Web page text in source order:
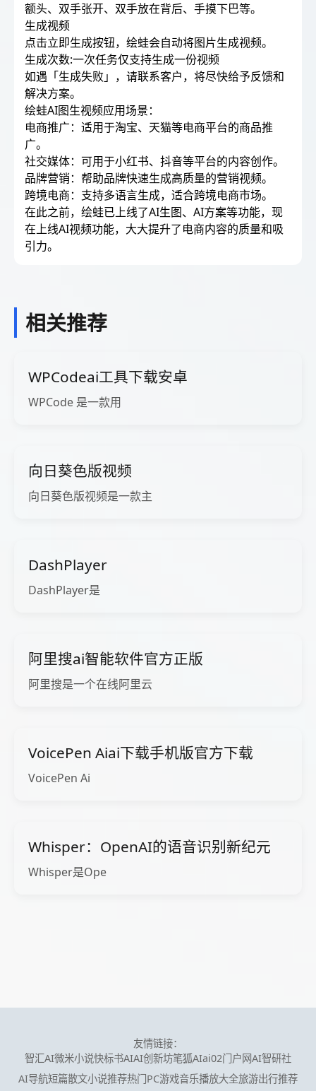
额头、双手张开、双手放在背后、手摸下巴等。
生成视频
点击立即生成按钮，绘蛙会自动将图片生成视频。
生成次数:一次任务仅支持生成一份视频
如遇「生成失败」，请联系客户，将尽快给予反馈和
解决方案。
绘蛙AI图生视频应用场景：
电商推广：适用于淘宝、天猫等电商平台的商品推
广。
社交媒体：可用于小红书、抖音等平台的内容创作。
品牌营销：帮助品牌快速生成高质量的营销视频。
跨境电商：支持多语言生成，适合跨境电商市场。
在此之前，绘蛙已上线了AI生图、AI方案等功能，现
在上线AI视频功能，大大提升了电商内容的质量和吸
引力。
相关推荐
WPCodeai工具下载安卓
WPCode 是一款用
向日葵色版视频
向日葵色版视频是一款主
DashPlayer
DashPlayer是
阿里搜ai智能软件官方正版
阿里搜是一个在线阿里云
VoicePen Aiai下载手机版官方下载
VoicePen Ai
Whisper：OpenAI的语音识别新纪元
Whisper是Ope
友情链接：
智汇AI微米小说快标书AIAI创新坊笔狐AIai02门户网AI智研社
AI导航短篇散文小说推荐热门PC游戏音乐播放大全旅游出行推荐